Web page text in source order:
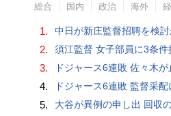
総合 国内 政治 海外
1. 中日が新庄監督招聘を検
2. 須江監督 女子部員に3条件
3. ドジャース6連敗 佐々木が
4. ドジャース6連敗 監督采配
5. 大谷が異例の申し出 回収